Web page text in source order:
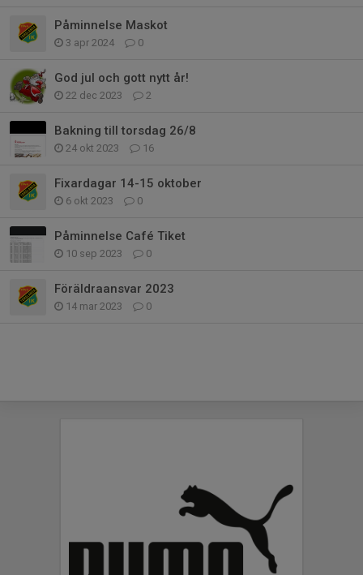
Påminnelse Maskot
3 apr 2024 0
God jul och gott nytt år!
22 dec 2023 2
Bakning till torsdag 26/8
24 okt 2023 16
Fixardagar 14-15 oktober
6 okt 2023 0
Påminnelse Café Tiket
10 sep 2023 0
Föräldraansvar 2023
14 mar 2023 0